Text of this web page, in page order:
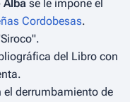
Alba se le impone el
Cordobesas.
del Libro con
derrumbamiento de